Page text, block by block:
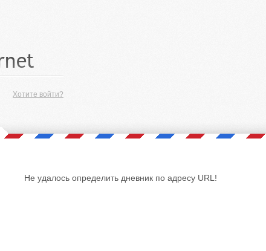
Хотите войти?
Не удалось определить дневник по адресу URL!